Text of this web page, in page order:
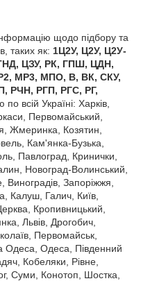
щодо підбору та
таких як: 1Ц2У, Ц2У, Ц2У-
ЦЗУ, РК, ГПШ, ЦДН,
МР3, МПО, В, ВК, СКУ,
РЧН, РГП, РГС, РГ,
по всій Україні: Харків,
Первомайський,
Жмеринка, Козятин,
Кам'янка-Бузька,
Павлоград, Кринички,
Новоград-Волинський,
Запоріжжя,
Калуш, Галич, Київ,
Кропивницький,
Львів, Дрогобич,
Первомайськ,
Одеса, Одеса, Південний
Кобеляки, Рівне,
Суми, Конотоп, Шостка,